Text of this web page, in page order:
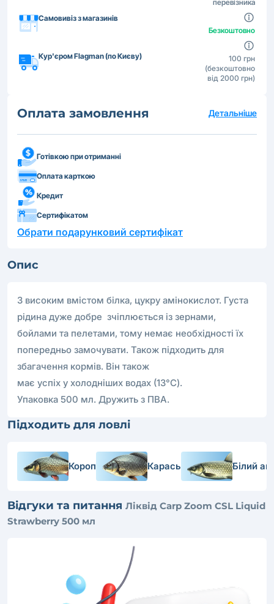
перевізника
Самовивіз з магазинів
Безкоштовно
Кур'єром Flagman (по Києву)
100 грн
(безкоштовно
від 2000 грн)
Оплата замовлення Детальніше
Готівкою при отриманні
Оплата карткою
Кредит
Сертифікатом
Обрати подарунковий сертифікат
Опис
З високим вмістом білка, цукру амінокислот. Густа
рідина дуже добре зчіплюється із зернами,
бойлами та пелетами, тому немає необхідності їх
попередньо замочувати. Також підходить для
збагачення кормів. Він також
має успіх у холодніших водах (13°C).
Упаковка 500 мл. Дружить з ПВА.
Підходить для ловлі
Короп Карась Білий
Відгуки та питання Ліквід Carp Zoom CSL Liquid
Strawberry 500 мл